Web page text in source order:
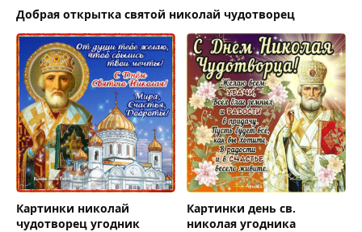
Добрая открытка святой николай чудотворец
Картинки николай
чудотворец угодник
Картинки день св.
николая угодника